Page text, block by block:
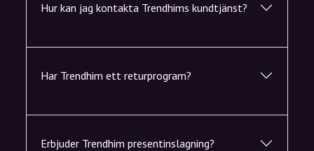
Hur kan jag kontakta Trendhims kundtjänst?
Har Trendhim ett returprogram?
Erbjuder Trendhim presentinslagning?